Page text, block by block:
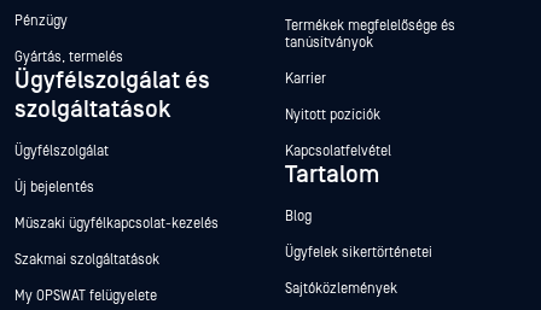
Pénzügy
Gyártás, termelés
Ügyfélszolgálat és
szolgáltatások
Ügyfélszolgálat
Új bejelentés
Műszaki ügyfélkapcsolat-kezelés
Szakmai szolgáltatások
My OPSWAT felügyelete
Termékek megfelelősége és
tanúsítványok
Karrier
Nyitott pozíciók
Kapcsolatfelvétel
Tartalom
Blog
Ügyfelek sikertörténetei
Sajtóközlemények